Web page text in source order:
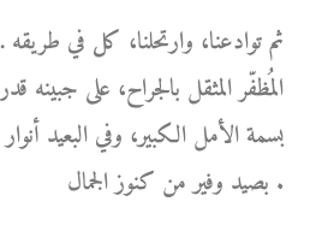
ثم توادعنا، وارتحلنا، كل في
المُظفّر المثقل بالجراح، على جبينه
بسمة الأمل الكبير، وفي البعيد
بصيد وفير من كنوز الجمال .